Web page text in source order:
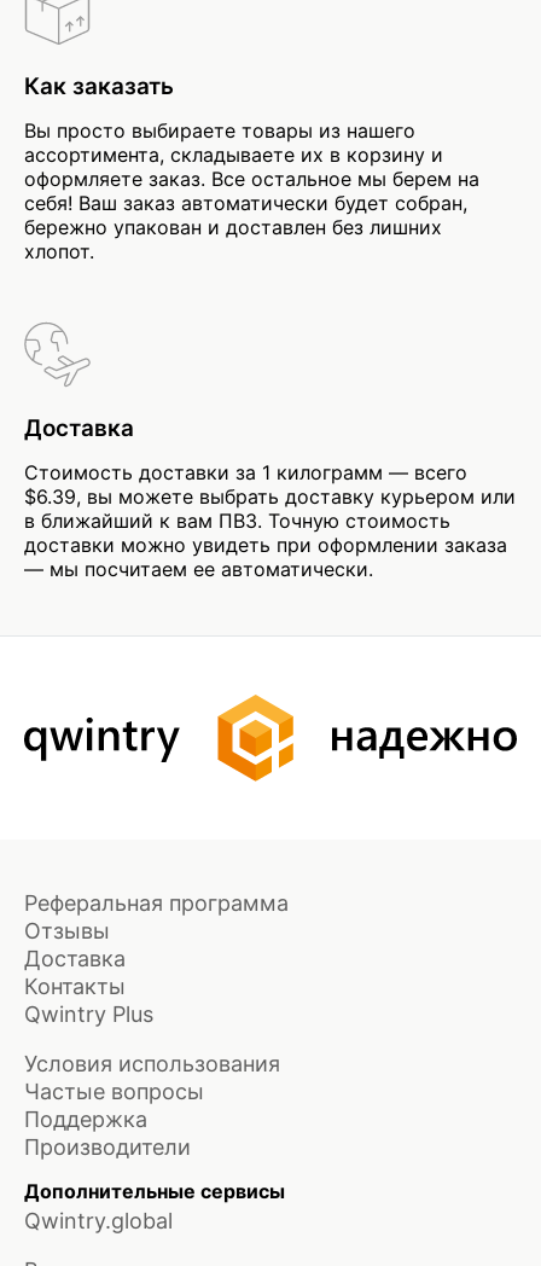
Как заказать
Вы просто выбираете товары из нашего
ассортимента, складываете их в корзину и
оформляете заказ. Все остальное мы берем на
себя! Ваш заказ автоматически будет собран,
бережно упакован и доставлен без лишних
хлопот.
Доставка
Стоимость доставки за 1 килограмм — всего
$6.39, вы можете выбрать доставку курьером или
в ближайший к вам ПВЗ. Точную стоимость
доставки можно увидеть при оформлении заказа
— мы посчитаем ее автоматически.
Реферальная программа
Отзывы
Доставка
Контакты
Qwintry Plus
Условия использования
Частые вопросы
Поддержка
Производители
Дополнительные сервисы
Qwintry.global